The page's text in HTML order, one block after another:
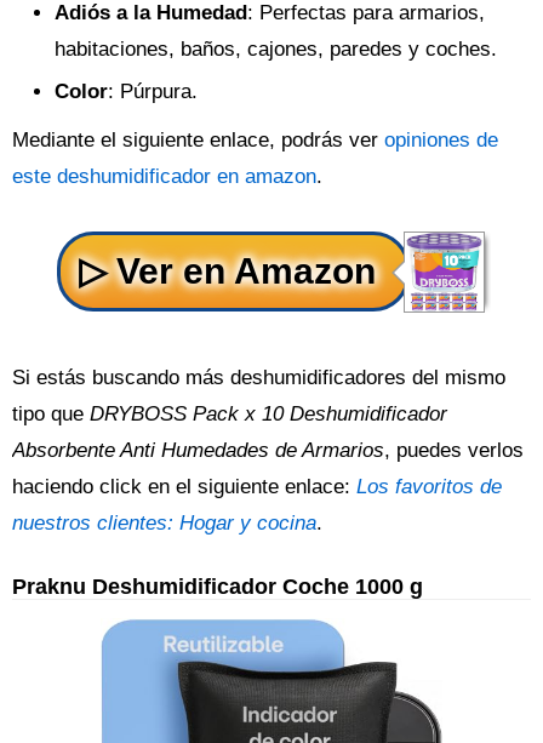
Adiós a la Humedad: Perfectas para armarios,
habitaciones, baños, cajones, paredes y coches.
Color: Púrpura.
Mediante el siguiente enlace, podrás ver opiniones de
este deshumidificador en amazon.
Si estás buscando más deshumidificadores del mismo
tipo que DRYBOSS Pack x 10 Deshumidificador
Absorbente Anti Humedades de Armarios, puedes verlos
haciendo click en el siguiente enlace: Los favoritos de
nuestros clientes: Hogar y cocina.
Praknu Deshumidificador Coche 1000 g